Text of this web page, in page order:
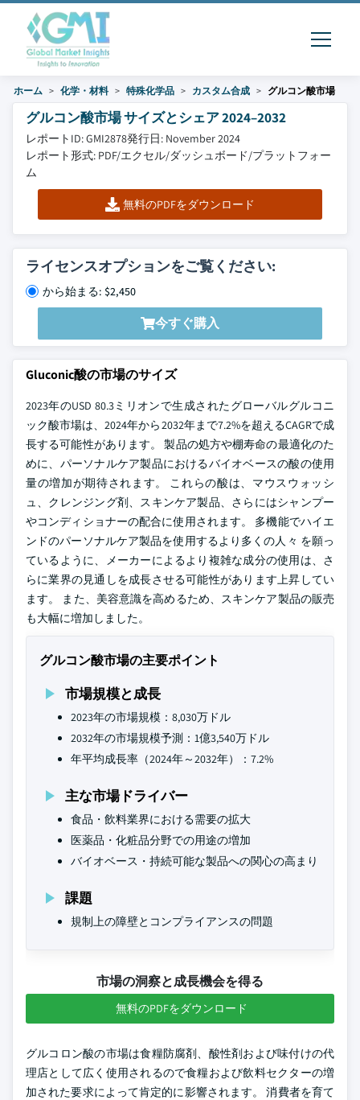
ホーム 化学・材料 特殊化学品 カスタム合成 グルコン酸市場
グルコン酸市場 サイズとシェア 2024–2032
レポートID: GMI2878発行日: November 2024
レポート形式: PDF/エクセル/ダッシュボード/プラットフォー
ム
無料のPDFをダウンロード
ライセンスオプションをご覧ください:
から始まる: $2,450
今すぐ購入
Gluconic酸の市場のサイズ
2023年のUSD 80.3ミリオンで生成されたグローバルグルコニ
ック酸市場は、2024年から2032年まで7.2%を超えるCAGRで成
長する可能性があります。 製品の処方や棚寿命の最適化のた
めに、パーソナルケア製品におけるバイオベースの酸の使用
量の増加が期待されます。 これらの酸は、マウスウォッシ
ュ、クレンジング剤、スキンケア製品、さらにはシャンプー
やコンディショナーの配合に使用されます。 多機能でハイエ
ンドのパーソナルケア製品を使用するより多くの人々 を願っ
ているように、メーカーによるより複雑な成分の使用は、さ
らに業界の見通しを成長させる可能性があります上昇してい
ます。 また、美容意識を高めるため、スキンケア製品の販売
も大幅に増加しました。
グルコン酸市場の主要ポイント
市場規模と成長
2023年の市場規模：8,030万ドル
2032年の市場規模予測：1億3,540万ドル
年平均成長率（2024年～2032年）：7.2%
主な市場ドライバー
食品・飲料業界における需要の拡大
医薬品・化粧品分野での用途の増加
バイオベース・持続可能な製品への関心の高まり
課題
規制上の障壁とコンプライアンスの問題
市場の洞察と成長機会を得る
無料のPDFをダウンロード
グルコロン酸の市場は食糧防腐剤、酸性剤および味付けの代
理店として広く使用されるので食糧および飲料セクターの増
加された要求によって肯定的に影響されます。 消費者を育て